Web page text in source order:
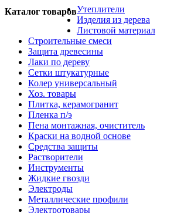
Каталог товаровУтеплители
Изделия из дерева
Листовой материал
Строительные смеси
Защита древесины
Лаки по дереву
Сетки штукатурные
Колер универсальный
Хоз. товары
Плитка, керамогранит
Пленка п/э
Пена монтажная, очиститель
Краски на водной основе
Средства защиты
Растворители
Инструменты
Жидкие гвозди
Электроды
Металлические профили
Электротовары